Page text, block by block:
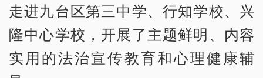
走进九台区第三中学、行知学校、兴
隆中心学校，开展了主题鲜明、内容
实用的法治宣传教育和心理健康辅